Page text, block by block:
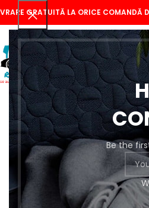
Be the
GRATUITĂ LA ORICE COMANDĂ